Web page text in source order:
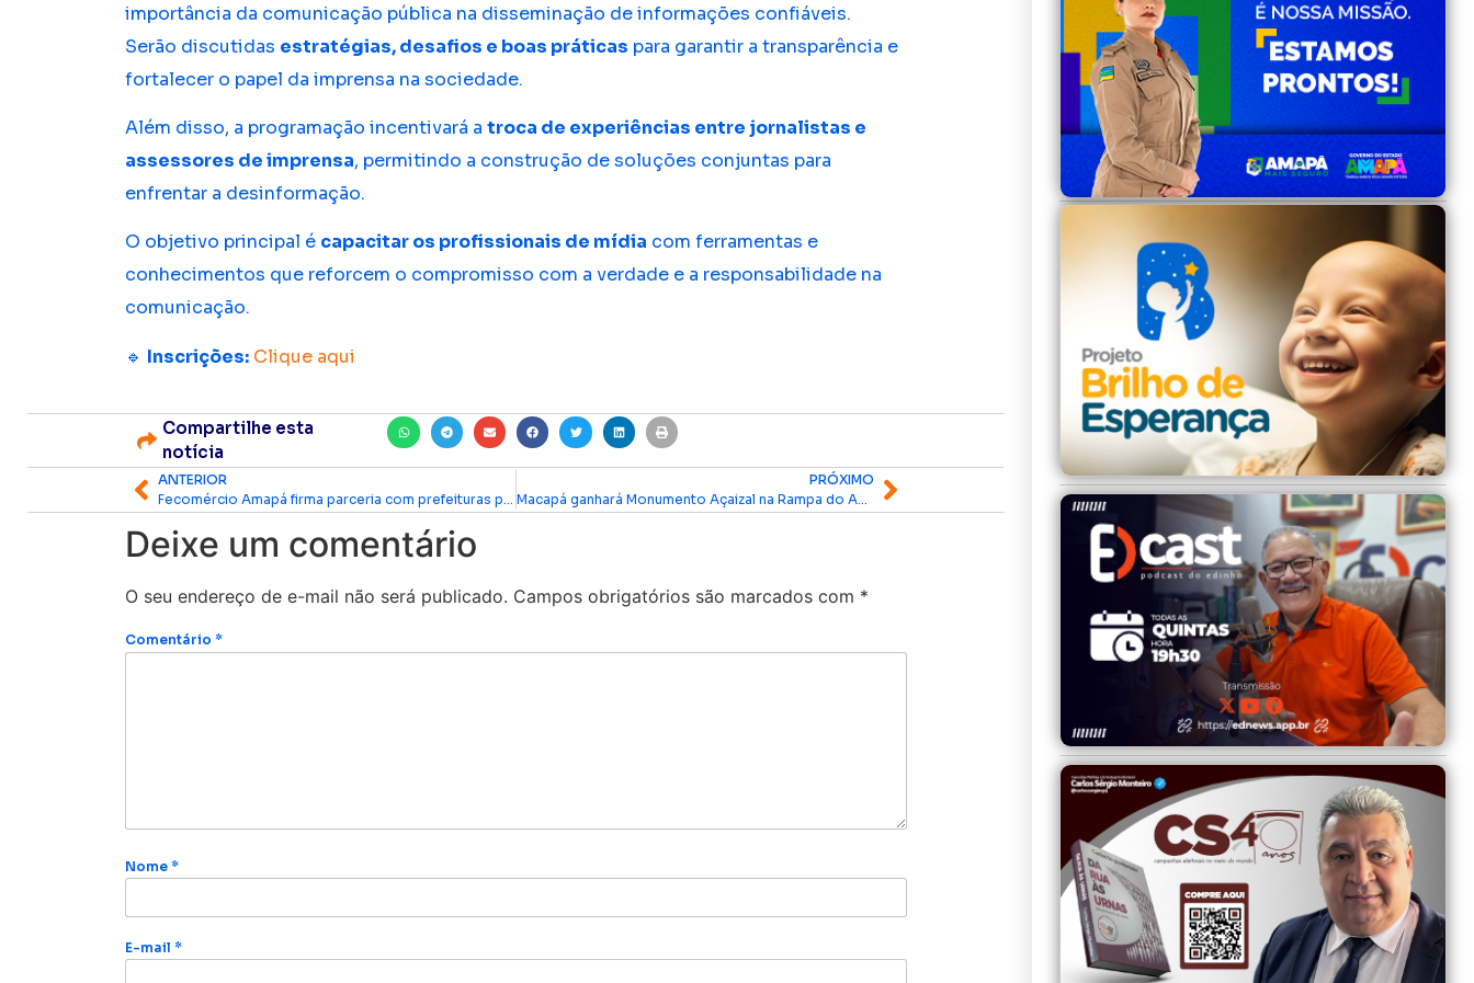
importância da comunicação pública na disseminação de informações confiáveis.
Serão discutidas estratégias, desafios e boas práticas para garantir a transparência e
fortalecer o papel da imprensa na sociedade.
Além disso, a programação incentivará atroca de experiências entre jornalistas e
assessores de imprensa, permitindo a construção de soluções conjuntas para
enfrentar a desinformação.
O objetivo principal é capacitar os profissionais de mídia com ferramentas e
conhecimentos que reforcem o compromisso com a verdade e a responsabilidade na
comunicação.
🔹 Inscrições: Clique aqui
Compartilhe esta
notícia
ANTERIOR
Fecomércio Amapá firma parceria com prefeituras para fortalecer turismo
PRÓXIMO
Macapá ganhará Monumento Açaizal na Rampa do Açaí em homenagem à cultura e economia local
Deixe um comentário
O seu endereço de e-mail não será publicado. Campos obrigatórios são marcados com *
Comentário*
Nome*
E-mail*